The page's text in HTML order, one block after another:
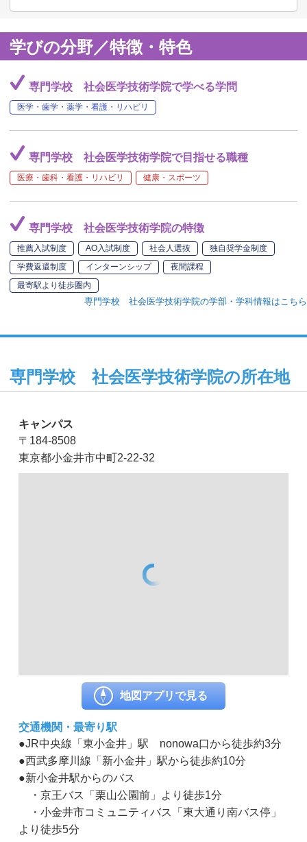
学びの分野／特徴・特色
専門学校 社会医学技術学院で学べる学問
医学・歯学・薬学・看護・リハビリ
専門学校 社会医学技術学院で目指せる職種
医療・歯科・看護・リハビリ 健康・スポーツ
専門学校 社会医学技術学院の特徴
推薦入試制度 AO入試制度 社会人選抜
独自奨学金制度
学費返還制度
インターンシップ
夜間課程
最寄駅より徒歩圏内
専門学校 社会医学技術学院の学部・学科情報はこちら
専門学校 社会医学技術学院の所在地
キャンパス
〒184-8508
東京都小金井市中町2-22-32
地図アプリで見る
交通機関・最寄り駅
●JR中央線「東小金井」駅 nonowa口から徒歩約3分
●西武多摩川線「新小金井」駅から徒歩約10分
●新小金井駅からのバス
・京王バス「栗山公園前」より徒歩1分
・小金井市コミュニティバス「東大通り南バス停」
より徒歩5分